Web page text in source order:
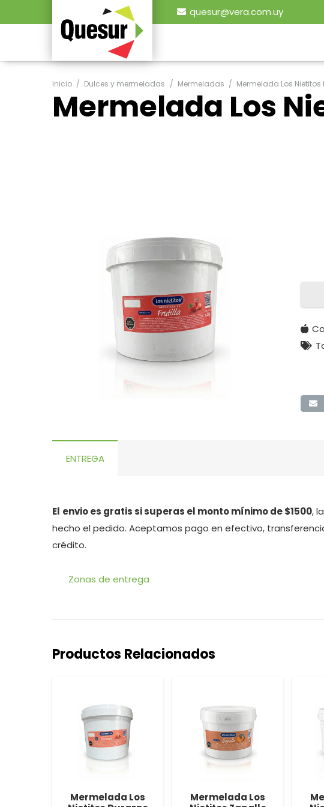
quesur@vera.com.uy
Inicio / Dulces y mermeladas / Mermeladas / Mermelada Los Nietitos
Mermelada Los
ENTREGA
El envio es gratis si superas el monto mínimo de $1500,
hecho el pedido. Aceptamos pago en efectivo,
crédito.
Zonas de entrega
Productos Relacionados
Mermelada Los
Mermelada Los